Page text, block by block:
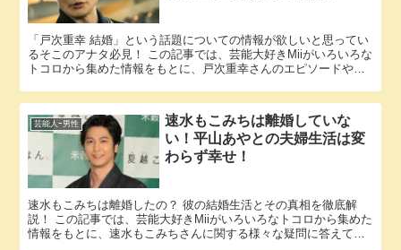
「戸次重幸 結婚」という話題についての情報が欲しいと思ってい
るそこのアナタ必見！ この記事では、芸能大好きMiiがいろいろな
トコロから集めた情報をもとに、戸次重幸さんのエピソードやパ
芸能人ｰ男性
速水もこみちは離婚していな
い！平山あやとの夫婦生活は変
わらず幸せ！
速水もこみちは離婚したの？ 彼の結婚生活とその真相を徹底解
説！ この記事では、芸能大好きMiiがいろいろなトコロから集めた
情報をもとに、速水もこみちさんに関する様々な疑問に答えてい